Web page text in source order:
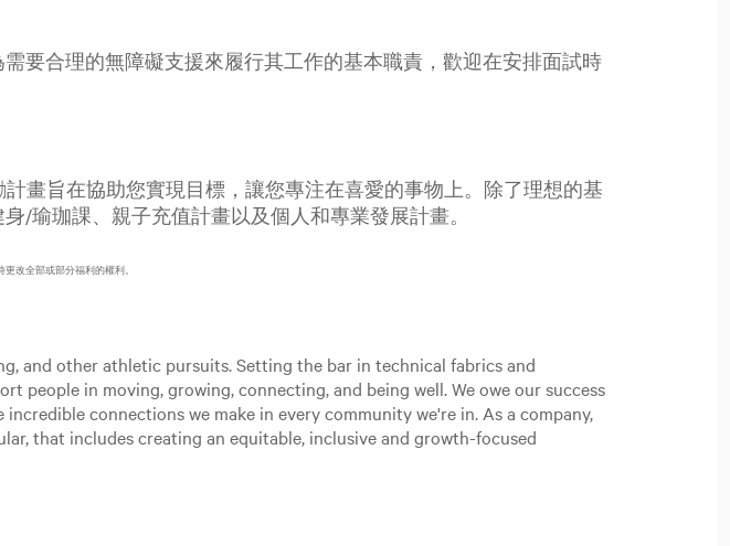
要合理的無障礙支援來履行其工作的基本職責，歡迎在安排面試時
畫旨在協助您實現目標，讓您專注在喜愛的事物上。除了理想的基
/瑜珈課、親子充值計畫以及個人和專業發展計畫。
改全部或部分福利的權利。
and other athletic pursuits. Setting the bar in technical fabrics and
people in moving, growing, connecting, and being well. We owe our success
connections we make in every community we're in. As a company,
that includes creating an equitable, inclusive and growth-focused